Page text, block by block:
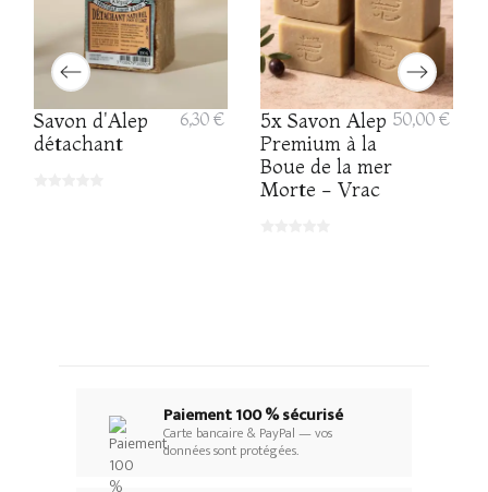
Savon d'Alep
détachant
6,30 €
5x Savon Alep
Premium à la
Boue de la mer
Morte - Vrac
50,00 €
Paiement 100 % sécurisé
Carte bancaire & PayPal — vos
données sont protégées.